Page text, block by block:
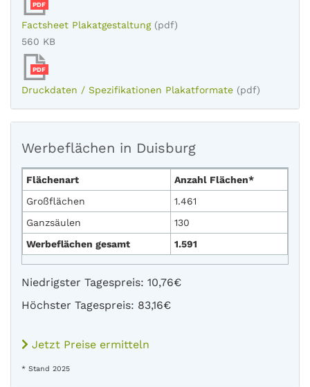
PDF
Factsheet Plakatgestaltung (pdf)
560 KB
PDF
Druckdaten / Spezifikationen Plakatformate (pdf)
Werbeflächen in Duisburg
Flächenart
Anzahl Flächen*
Großflächen
1.461
Ganzsäulen
130
Werbeflächen gesamt
1.591
Niedrigster Tagespreis: 10,76€
Höchster Tagespreis: 83,16€
Jetzt Preise ermitteln
* Stand 2025